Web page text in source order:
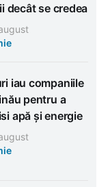
decât se credea
iau companiile
pentru a
apă și energie